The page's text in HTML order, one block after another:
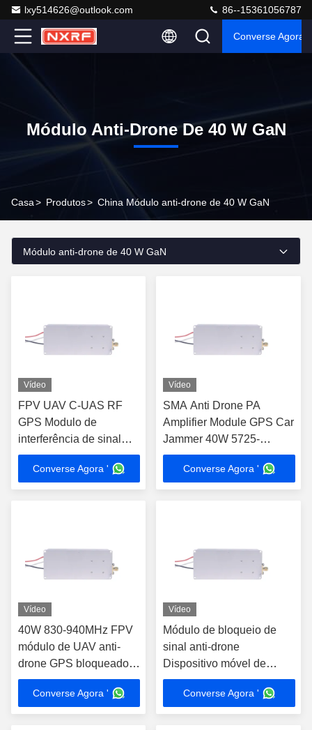
lxy514626@outlook.com 86--15361056787
Converse Agora
Módulo Anti-Drone De 40 W GaN
Casa> Produtos> China Módulo anti-drone de 40 W GaN
Módulo anti-drone de 40 W GaN
Vídeo
FPV UAV C-UAS RF
GPS Modulo de
interferência de sinal
40W 433 420-480MHz
Converse Agora '
Vídeo
SMA Anti Drone PA
Amplifier Module GPS Car
Jammer 40W 5725-
5850MHz
Converse Agora '
Vídeo
40W 830-940MHz FPV
módulo de UAV anti-
drone GPS bloqueador
de interferência de sinal
de proteção
Converse Agora '
Vídeo
Módulo de bloqueio de
sinal anti-drone
Dispositivo móvel de
bloqueio 40W 2400-
2500MHz FPV UAV C-
UAS
Converse Agora '